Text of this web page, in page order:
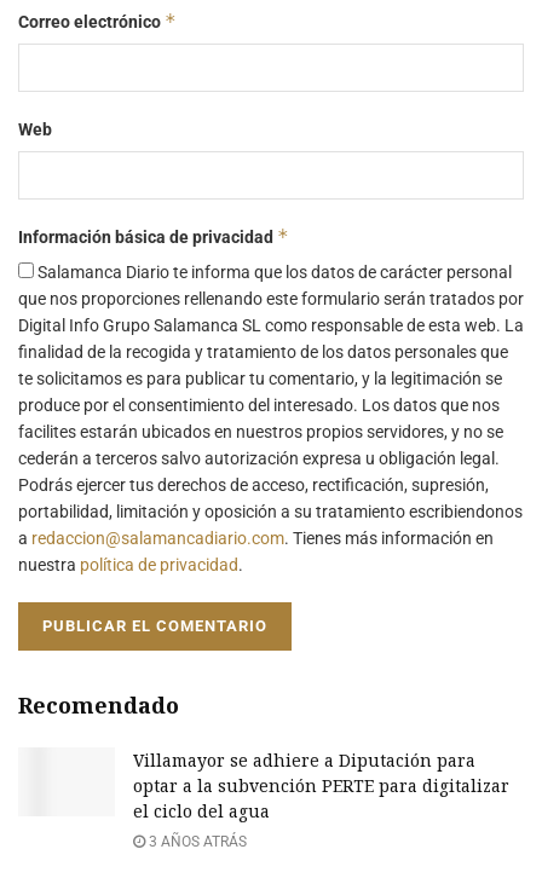
Correo electrónico *
Web
Información básica de privacidad *
Salamanca Diario te informa que los datos de carácter personal
que nos proporciones rellenando este formulario serán tratados por
Digital Info Grupo Salamanca SL como responsable de esta web. La
finalidad de la recogida y tratamiento de los datos personales que
te solicitamos es para publicar tu comentario, y la legitimación se
produce por el consentimiento del interesado. Los datos que nos
facilites estarán ubicados en nuestros propios servidores, y no se
cederán a terceros salvo autorización expresa u obligación legal.
Podrás ejercer tus derechos de acceso, rectificación, supresión,
portabilidad, limitación y oposición a su tratamiento escribiendonos
a redaccion@salamancadiario.com. Tienes más información en
nuestra política de privacidad.
Recomendado
Villamayor se adhiere a Diputación para
optar a la subvención PERTE para digitalizar
el ciclo del agua
3 AÑOS ATRÁS